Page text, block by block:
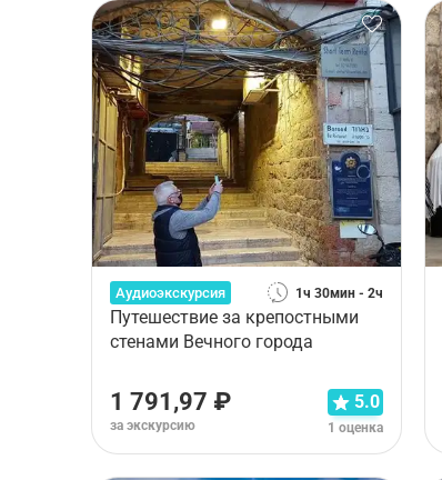
Аудиоэкскурсия 1ч 30мин - 2ч
Путешествие за крепостными
стенами Вечного города
1 791,97 ₽
за экскурсию
5.0
1 оценка